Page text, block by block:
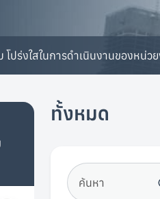
ปร่งใสในการดำเนินงานของหน่ว
ทั้งหมด